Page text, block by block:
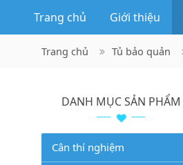
Trang chủ Giới thiệu
Trang chủ Tủ bảo quản
DANH MỤC SẢN PHẨM
Cân thí nghiệm